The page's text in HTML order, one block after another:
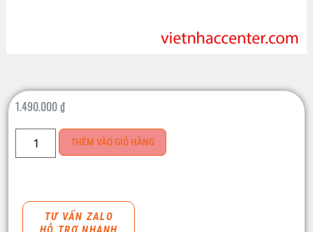
1.490.000₫
THÊM VÀO GIỎ HÀNG
TƯ VẤN ZALO